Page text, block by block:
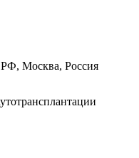
Москва, Россия